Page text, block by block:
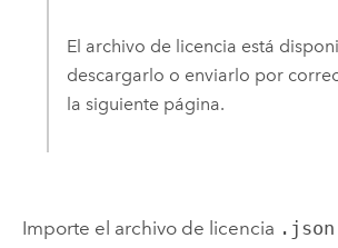
El archivo de licencia está
descargarlo o enviarlo por
la siguiente página.
Importe el archivo de licencia .json